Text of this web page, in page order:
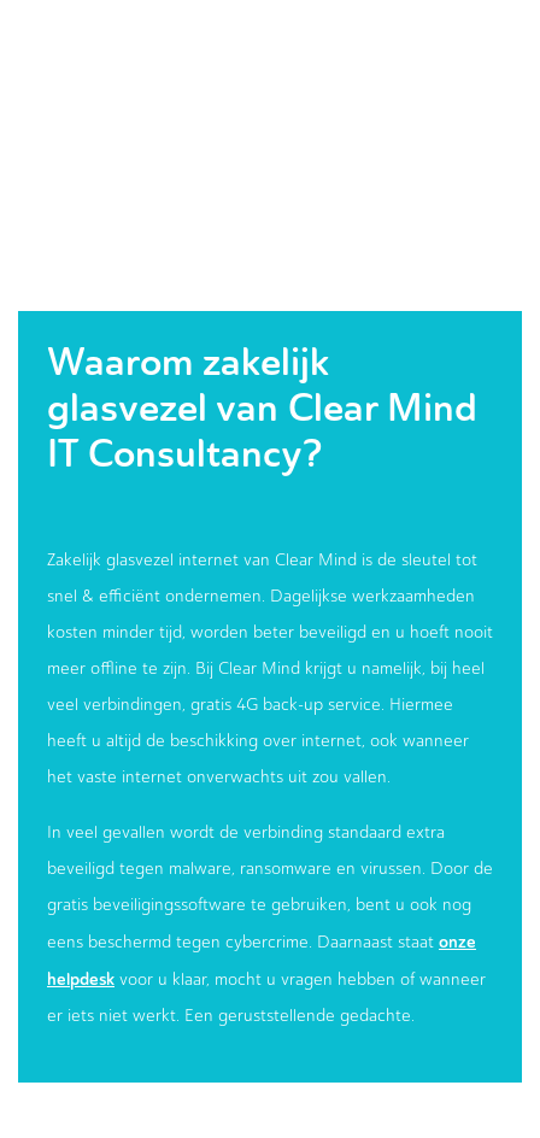
Waarom zakelijk
glasvezel van Clear Mind
IT Consultancy?
Zakelijk glasvezel internet van Clear Mind is de sleutel tot
snel & efficiënt ondernemen. Dagelijkse werkzaamheden
kosten minder tijd, worden beter beveiligd en u hoeft nooit
meer offline te zijn. Bij Clear Mind krijgt u namelijk, bij heel
veel verbindingen, gratis 4G back-up service. Hiermee
heeft u altijd de beschikking over internet, ook wanneer
het vaste internet onverwachts uit zou vallen.
In veel gevallen wordt de verbinding standaard extra
beveiligd tegen malware, ransomware en virussen. Door de
gratis beveiligingssoftware te gebruiken, bent u ook nog
eens beschermd tegen cybercrime. Daarnaast staat onze
helpdesk voor u klaar, mocht u vragen hebben of wanneer
er iets niet werkt. Een geruststellende gedachte.